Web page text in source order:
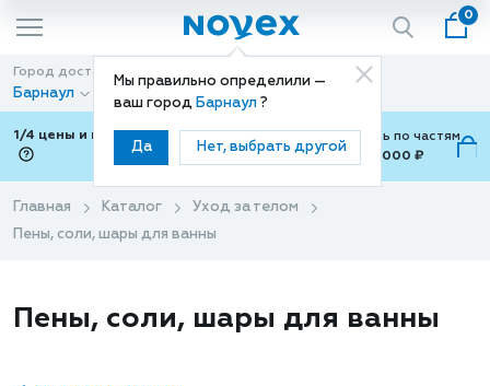
Мы правильно определили —
ваш город Барнаул ?
Да Нет, выбрать другой
0
Город доставки
Барнаул
Способ доставки
Доставка
1/4 цены и покупки ваши с Подели
Можно оплатить по частям
от 700 ₽ до 15,000 ₽
Главная Каталог
Уход за телом
Пены, соли, шары для ванны
Пены, соли, шары для ванны